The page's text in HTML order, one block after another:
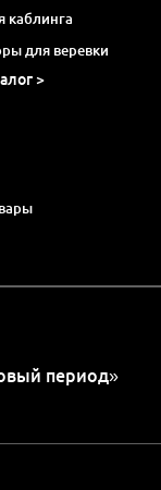
каблинга
для веревки
>
период»